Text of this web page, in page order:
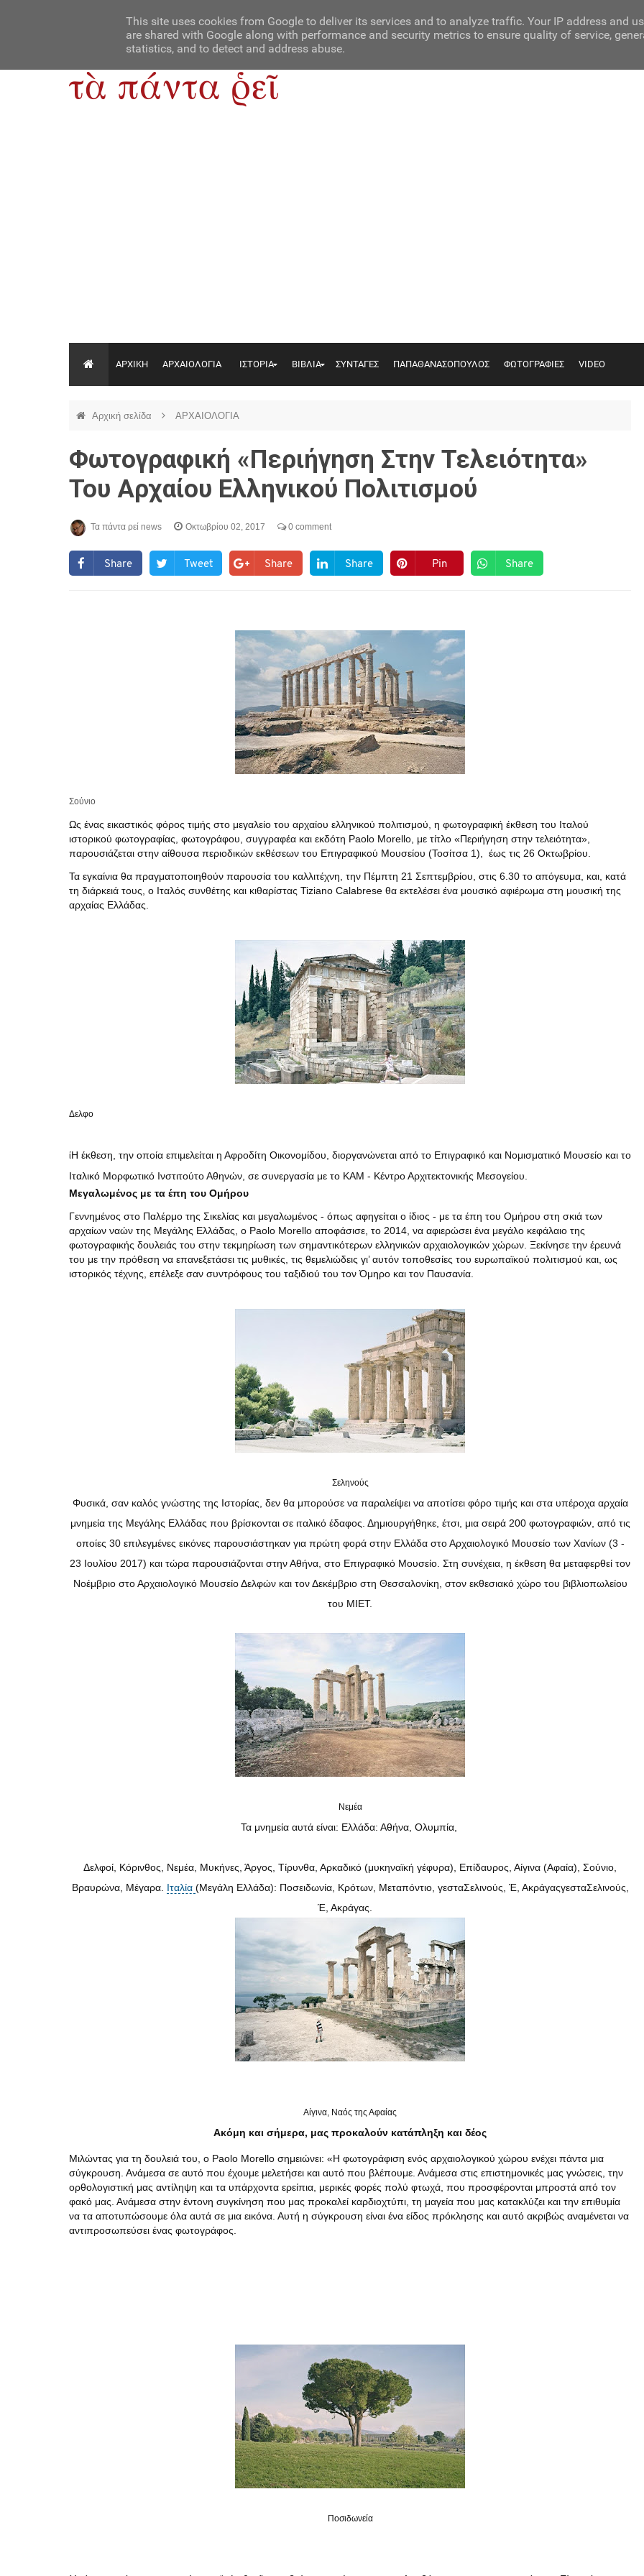
Contact Us About Us
ΑΡΧΙΚΗ ΑΡΧΑΙΟΛΟΓΙΑ ΙΣΤΟΡΙΑ ΒΙΒΛΙΑ ΣΥΝΤΑΓΕΣ ΠΑΠΑΘΑΝΑΣΟΠΟΥΛΟΣ ΦΩΤΟΓΡΑΦΙΕΣ VIDEO
Αρχική σελίδα ΑΡΧΑΙΟΛΟΓΙΑ
Φωτογραφική «Περιήγηση Στην Τελειότητα»
Του Αρχαίου Ελληνικού Πολιτισμού
Τα πάντα ρεί news Οκτωβρίου 02, 2017 0 comment
Share Tweet Share Share Pin Share
Σούνιο
Ως ένας εικαστικός φόρος τιμής στο μεγαλείο του αρχαίου ελληνικού πολιτισμού, η φωτογραφική έκθεση του Ιταλού
ιστορικού φωτογραφίας, φωτογράφου, συγγραφέα και εκδότη Paolo Morello, με τίτλο «Περιήγηση στην τελειότητα»,
παρουσιάζεται στην αίθουσα περιοδικών εκθέσεων του Επιγραφικού Μουσείου (Τοσίτσα 1), έως τις 26 Οκτωβρίου.
Τα εγκαίνια θα πραγματοποιηθούν παρουσία του καλλιτέχνη, την Πέμπτη 21 Σεπτεμβρίου, στις 6.30 το απόγευμα, και, κατά
τη διάρκειά τους, ο Ιταλός συνθέτης και κιθαρίστας Tiziano Calabrese θα εκτελέσει ένα μουσικό αφιέρωμα στη μουσική της
αρχαίας Ελλάδας.
Δελφο
ίΗ έκθεση, την οποία επιμελείται η Αφροδίτη Οικονομίδου, διοργανώνεται από το Επιγραφικό και Νομισματικό Μουσείο και το
Ιταλικό Μορφωτικό Ινστιτούτο Αθηνών, σε συνεργασία με το ΚΑΜ - Κέντρο Αρχιτεκτονικής Μεσογείου.
Μεγαλωμένος με τα έπη του Ομήρου
Γεννημένος στο Παλέρμο της Σικελίας και μεγαλωμένος - όπως αφηγείται ο ίδιος - με τα έπη του Ομήρου στη σκιά των
αρχαίων ναών της Μεγάλης Ελλάδας, ο Paolo Morello αποφάσισε, το 2014, να αφιερώσει ένα μεγάλο κεφάλαιο της
φωτογραφικής δουλειάς του στην τεκμηρίωση των σημαντικότερων ελληνικών αρχαιολογικών χώρων. Ξεκίνησε την έρευνά
του με την πρόθεση να επανεξετάσει τις μυθικές, τις θεμελιώδεις γι’ αυτόν τοποθεσίες του ευρωπαϊκού πολιτισμού και, ως
ιστορικός τέχνης, επέλεξε σαν συντρόφους του ταξιδιού του τον Όμηρο και τον Παυσανία.
Σεληνούς
Φυσικά, σαν καλός γνώστης της Ιστορίας, δεν θα μπορούσε να παραλείψει να αποτίσει φόρο τιμής και στα υπέροχα αρχαία
μνημεία της Μεγάλης Ελλάδας που βρίσκονται σε ιταλικό έδαφος. Δημιουργήθηκε, έτσι, μια σειρά 200 φωτογραφιών, από τις
οποίες 30 επιλεγμένες εικόνες παρουσιάστηκαν για πρώτη φορά στην Ελλάδα στο Αρχαιολογικό Μουσείο των Χανίων (3 -
23 Ιουλίου 2017) και τώρα παρουσιάζονται στην Αθήνα, στο Επιγραφικό Μουσείο. Στη συνέχεια, η έκθεση θα μεταφερθεί τον
Νοέμβριο στο Αρχαιολογικό Μουσείο Δελφών και τον Δεκέμβριο στη Θεσσαλονίκη, στον εκθεσιακό χώρο του βιβλιοπωλείου
του ΜΙΕΤ.
Νεμέα
Ταμνημεία αυτά είναι: Ελλάδα: Αθήνα, Ολυμπία,
Δελφοί, Κόρινθος, Νεμέα, Μυκήνες, Άργος, Τίρυνθα, Αρκαδικό (μυκηναϊκή γέφυρα), Επίδαυρος, Αίγινα (Αφαία), Σούνιο,
Βραυρώνα, Μέγαρα. Ιταλία (Μεγάλη Ελλάδα): Ποσειδωνία, Κρότων, Μεταπόντιο, γεσταΣελινούς, Έ , ΑκράγαςγεσταΣελινούς,
Έ , Ακράγας.
Αίγινα, Ναός της Αφαίας
Ακόμη και σήμερα, μας προκαλούν κατάπληξη και δέος
Μιλώντας για τη δουλειά του, ο Paolo Morello σημειώνει: «Η φωτογράφιση ενός αρχαιολογικού χώρου ενέχει πάντα μια
σύγκρουση. Ανάμεσα σε αυτό που έχουμε μελετήσει και αυτό που βλέπουμε. Ανάμεσα στις επιστημονικές μας γνώσεις, την
ορθολογιστική μας αντίληψη και τα υπάρχοντα ερείπια, μερικές φορές πολύ φτωχά, που προσφέρονται μπροστά από τον
φακό μας. Ανάμεσα στην έντονη συγκίνηση που μας προκαλεί καρδιοχτύπι, τη μαγεία που μας κατακλύζει και την επιθυμία
να τα αποτυπώσουμε όλα αυτά σε μια εικόνα. Αυτή η σύγκρουση είναι ένα είδος πρόκλησης και αυτό ακριβώς αναμένεται να
αντιπροσωπεύσει ένας φωτογράφος.
Ποσιδωνεία
This site uses cookies from Google to deliver its services and to analyze traffic. Your IP address and
are shared with Google along with performance and security metrics to ensure quality of service,
statistics, and to detect and address abuse.